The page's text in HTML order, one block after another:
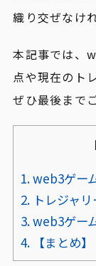
織り交ぜなけ
本記事では、
点や現在のト
ぜひ最後まで
1.web3ゲー
2. トレジャ
3.web3ゲー
4. 【まとめ